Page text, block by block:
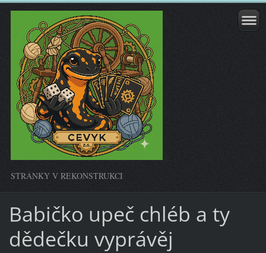
STRÁNKY V REKONSTRUKCI
Babičko upeč chléb a ty
dědečku vyprávěj